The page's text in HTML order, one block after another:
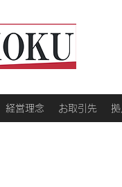
経営理念 お取引先